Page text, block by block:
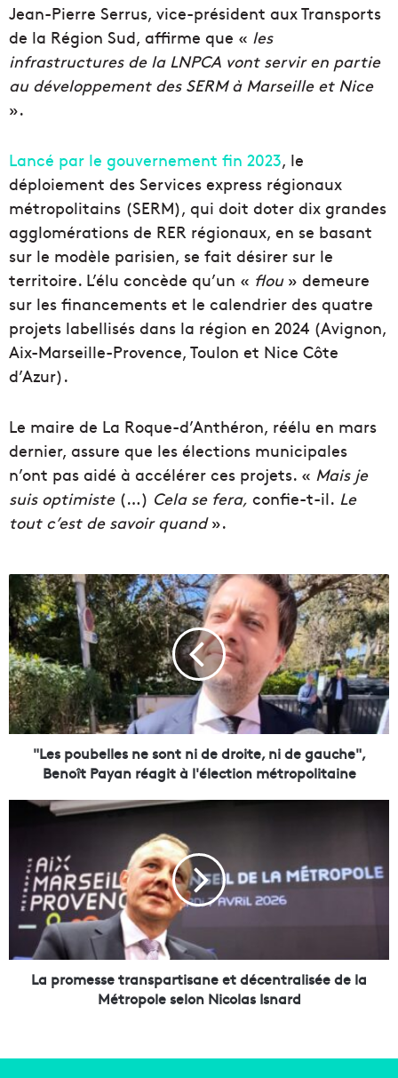
Jean-Pierre Serrus, vice-président aux Transports
de la Région Sud, affirme que « les
infrastructures de la LNPCA vont servir en partie
au développement des SERM à Marseille et Nice
».
Lancé par le gouvernement fin 2023, le
déploiement des Services express régionaux
métropolitains (SERM), qui doit doter dix grandes
agglomérations de RER régionaux, en se basant
sur le modèle parisien, se fait désirer sur le
territoire. L’élu concède qu’un « flou» demeure
sur les financements et le calendrier des quatre
projets labellisés dans la région en 2024 (Avignon,
Aix-Marseille-Provence, Toulon et Nice Côte
d’Azur).
Le maire de La Roque-d’Anthéron, réélu en mars
dernier, assure que les élections municipales
n’ont pas aidé à accélérer ces projets. « Mais je
suis optimiste(…) Cela se fera, confie-t-il. Le
tout c’est de savoir quand».
"
L
e
s
p
o
u
b
e
i
"Les poubelles ne sont ni de droite, ni de gauche",
Benoît Payan réagit à l'élection métropolitaine
m
s
La promesse transpartisane et décentralisée de la
Métropole selon Nicolas Isnard